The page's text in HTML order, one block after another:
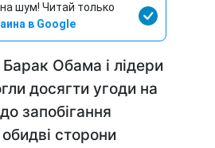
шум! Читай только
в Google
Обама і лідери
досягти угоди на
запобігання
сторони